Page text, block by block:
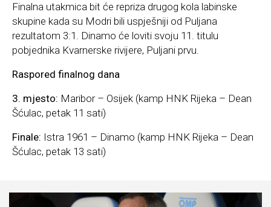
Finalna utakmica bit će repriza drugog kola labinske
skupine kada su Modri bili uspješniji od Puljana
rezultatom 3:1. Dinamo će loviti svoju 11. titulu
pobjednika Kvarnerske rivijere, Puljani prvu.
Raspored finalnog dana
3. mjesto: Maribor – Osijek (kamp HNK Rijeka – Dean
Šćulac, petak 11 sati)
Finale: Istra 1961 – Dinamo (kamp HNK Rijeka – Dean
Šćulac, petak 13 sati)